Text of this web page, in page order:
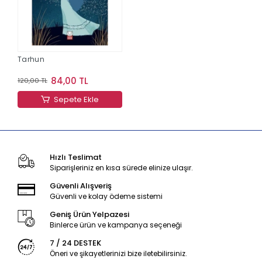
Tarhun
120,00 TL 84,00 TL
Sepete Ekle
Hızlı Teslimat
Siparişleriniz en kısa sürede elinize ulaşır.
Güvenli Alışveriş
Güvenli ve kolay ödeme sistemi
Geniş Ürün Yelpazesi
Binlerce ürün ve kampanya seçeneği
7 / 24 DESTEK
Öneri ve şikayetlerinizi bize iletebilirsiniz.